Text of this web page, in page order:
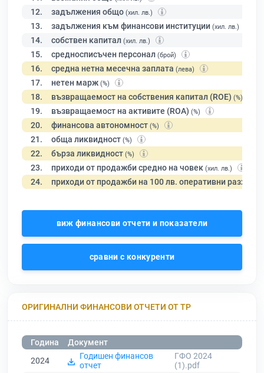
12. задължения общо (хил. лв.)
13. задължения към финансови институции (хил. лв.)
14. собствен капитал (хил. лв.)
15. средносписъчен персонал (брой)
16. средна нетна месечна заплата (лева)
17. нетен марж (%)
18. възвращаемост на собствения капитал (ROE) (%)
19. възвращаемост на активите (ROA) (%)
20. финансова автономност (%)
21. обща ликвидност (%)
22. бърза ликвидност (%)
23. приходи от продажби средно на човек (хил. лв.)
24. приходи от продажби на 100 лв. оперативни разходи
виж финансови отчети и показатели
сравни с конкуренти
ОРИГИНАЛНИ ФИНАНСОВИ ОТЧЕТИ ОТ ТР
Година
Документ
2024
Годишен финансов
отчет
ГФО 2024
(1).pdf